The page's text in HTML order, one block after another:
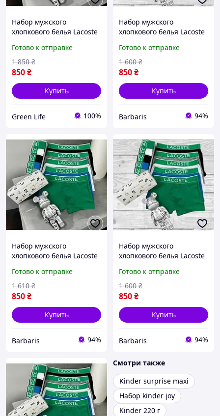
Набор мужского
хлопкового белья Lacoste
коробке GL-01
Готово к отправке
850₴
1 850 ₴
Купить
Green Life 100%
Набор мужского
хлопкового белья Lacoste
коробке B-i2
Готово к отправке
850₴
1 600 ₴
Купить
Barbaris 94%
Набор мужского
хлопкового белья Lacoste
коробке B-i2
Готово к отправке
850₴
1 610 ₴
Купить
Barbaris 94%
Набор мужского
хлопкового белья Lacoste
коробке B-i2
Готово к отправке
850₴
1 600 ₴
Купить
Barbaris 94%
Смотри также
Kinder surprise maxi
Набор kinder joy
Kinder 220 г